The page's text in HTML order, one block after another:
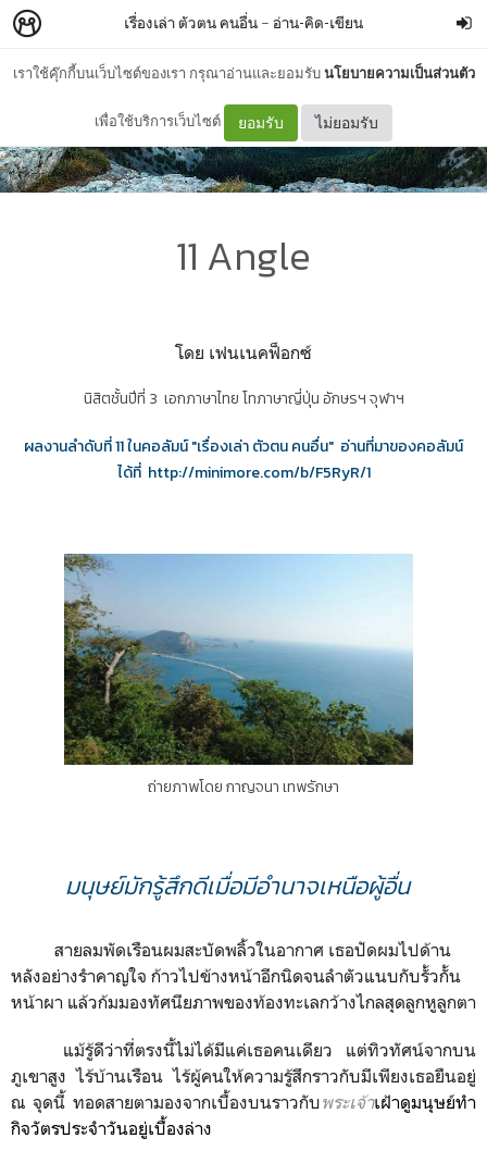
เราใช้คุ๊กกี้บนเว็บไซต์ของเรา กรุณาอ่านและยอมรับนโยบายความเป็นส่วนตัว
เพื่อใช้บริการเว็บไซต์ ยอมรับ ไม่ยอมรับ
เรื่องเล่า ตัวตน คนอื่น – อ่าน-คิด-เขียน
11 Angle
โดย เฟนเนคฟ็อกซ์
นิสิตชั้นปีที่ 3 เอกภาษาไทย โทภาษาญี่ปุ่น อักษรฯ จุฬาฯ
ผลงานลำดับที่ 11 ในคอลัมน์ "เรื่องเล่า ตัวตน คนอื่น" อ่านที่มาของคอลัมน์
ได้ที่ http://minimore.com/b/F5RyR/1
ถ่ายภาพโดย กาญจนา เทพรักษา
มนุษย์มักรู้สึกดีเมื่อมีอำนาจเหนือผู้อื่น
สายลมพัดเรือนผมสะบัดพลิ้วในอากาศ เธอปัดผมไปด้าน
หลังอย่างรำคาญใจ ก้าวไปข้างหน้าอีกนิดจนลำตัวแนบกับรั้วกั้น
หน้าผา แล้วก้มมองทัศนียภาพของท้องทะเลกว้างไกลสุดลูกหูลูกตา
แม้รู้ดีว่าที่ตรงนี้ไม่ได้มีแค่เธอคนเดียว แต่ทิวทัศน์จากบน
ภูเขาสูง ไร้บ้านเรือน ไร้ผู้คนให้ความรู้สึกราวกับมีเพียงเธอยืนอยู่
ณ จุดนี้ ทอดสายตามองจากเบื้องบนราวกับพระเจ้าเฝ้าดูมนุษย์ทำ
กิจวัตรประจำวันอยู่เบื้องล่าง